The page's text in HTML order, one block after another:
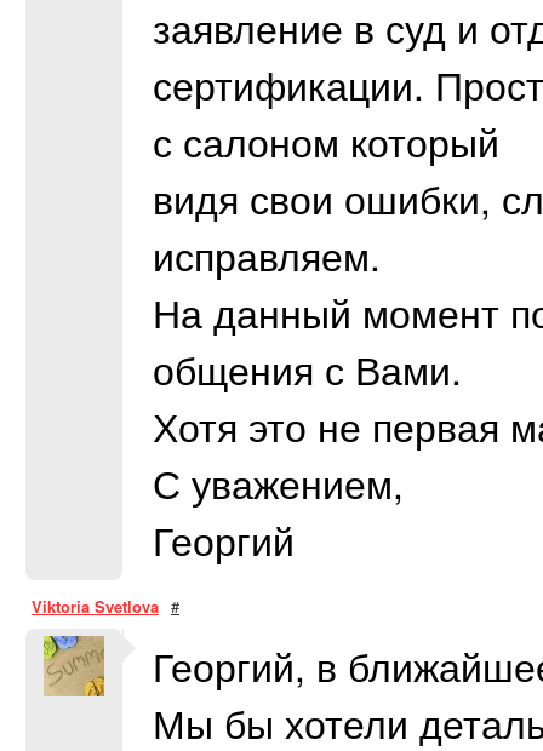
заявление в суд и
сертификации.
с салоном который
видя свои ошибки,
исправляем.
На данный момент
общения с Вами.
Хотя это не первая
С уважением,
Георгий
Viktoria Svetlova #
Георгий, в
Мы бы хотели